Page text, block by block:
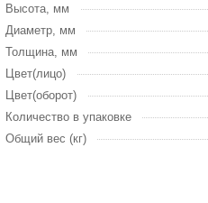
Высота, мм
Диаметр, мм
Толщина, мм
Цвет(лицо)
Цвет(оборот)
Количество в упаковке
Общий вес (кг)